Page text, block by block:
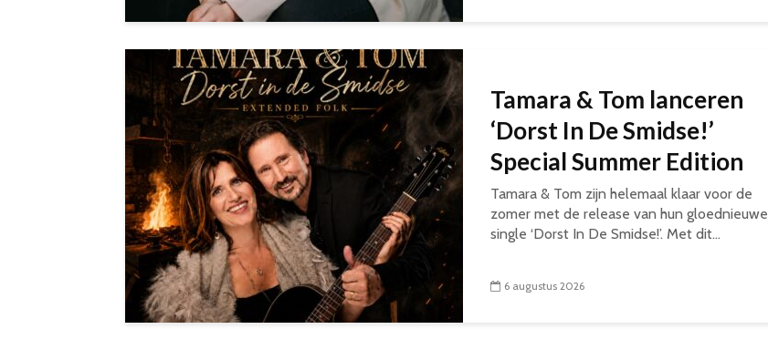
Tamara & Tom lanceren
‘Dorst In De Smidse!’
Special Summer Edition
Tamara & Tom zijn helemaal klaar voor de
zomer met de release van hun gloednieuwe
single ‘Dorst In De Smidse!’. Met dit...
6 augustus 2026